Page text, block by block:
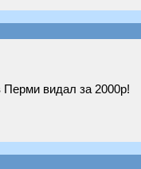
Перми видал за 2000р!